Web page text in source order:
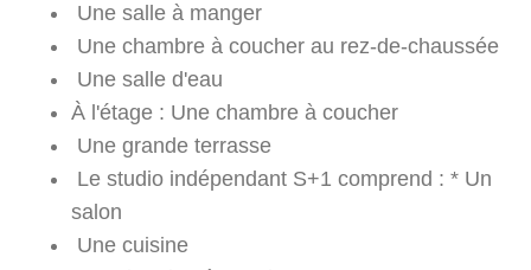
Une salle à manger
Une chambre à coucher au rez-de-chaussée
Une salle d'eau
À l'étage : Une chambre à coucher
Une grande terrasse
Le studio indépendant S+1 comprend : * Un
salon
Une cuisine